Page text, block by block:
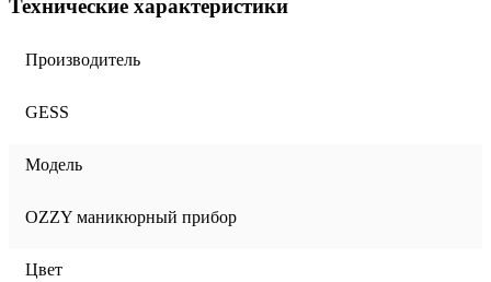
Технические характеристики
Производитель
GESS
Модель
OZZY маникюрный прибор
Цвет